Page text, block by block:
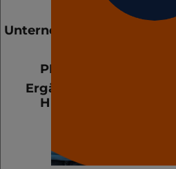
Datum:
Unternehmensart:
PLZ-Bereich:
Ergänzende
Hinweise:
ist